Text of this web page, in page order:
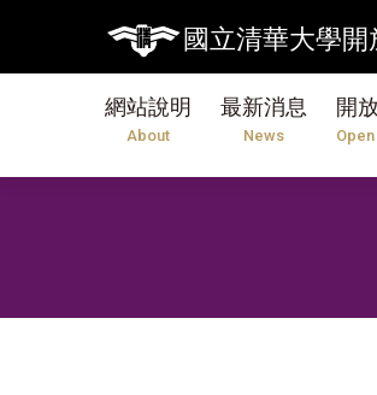
國立清華大學開
網站說明
About
最新消息
News
開